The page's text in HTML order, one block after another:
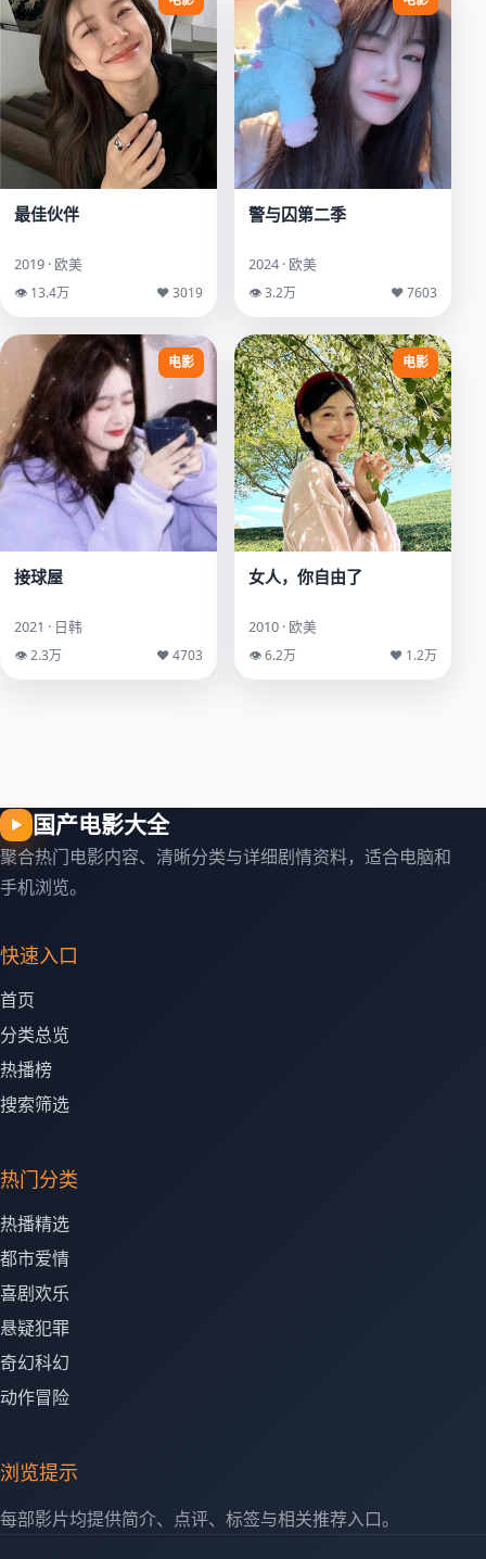
最佳伙伴
2019 · 欧美
👁 13.4万 ♥ 3019
警与囚第二季
2024 · 欧美
👁 3.2万 ♥ 7603
电影
接球屋
2021 · 日韩
👁 2.3万 ♥ 4703
电影
女人，你自由了
2010 · 欧美
👁 6.2万 ♥ 1.2万
▶ 国产电影大全
聚合热门电影内容、清晰分类与详细剧情资料，适合电脑和
手机浏览。
快速入口
首页
分类总览
热播榜
搜索筛选
热门分类
热播精选
都市爱情
喜剧欢乐
悬疑犯罪
奇幻科幻
动作冒险
浏览提示
每部影片均提供简介、点评、标签与相关推荐入口。